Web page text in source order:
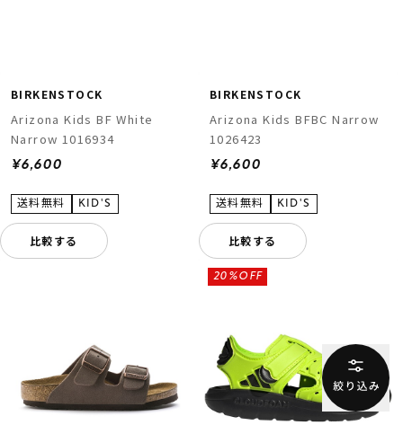
BIRKENSTOCK
Arizona Kids BF White
Narrow 1016934
¥6,600
比較する
BIRKENSTOCK
Arizona Kids BFBC Narrow
1026423
¥6,600
比較する
20%OFF